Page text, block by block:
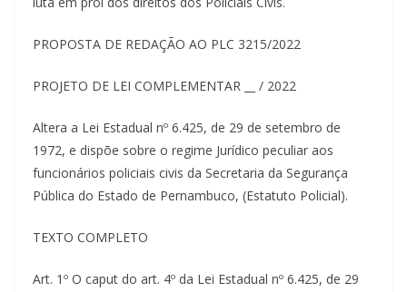
PROPOSTA DE REDAÇÃO AO PLC 3215/2022
PROJETO DE LEI COMPLEMENTAR __ / 2022
Altera a Lei Estadual nº 6.425, de 29 de setembro de
1972, e dispõe sobre o regime Jurídico peculiar aos
funcionários policiais civis da Secretaria da Segurança
Pública do Estado de Pernambuco, (Estatuto Policial).
TEXTO COMPLETO
Art. 1º O caput do art. 4º da Lei Estadual nº 6.425, de 29